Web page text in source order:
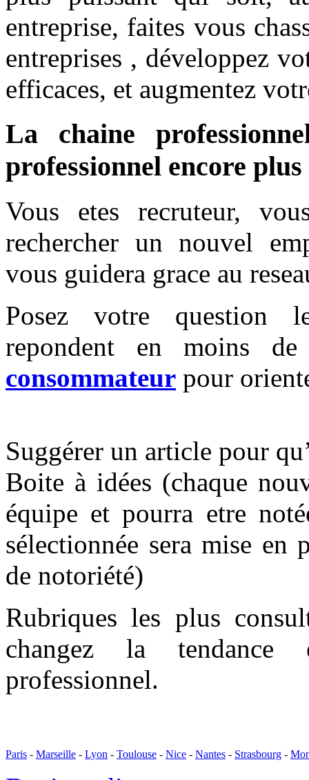
entreprise, faites vous
entreprises , développez
efficaces, et augmentez
La chaine
professionnel encore
Vous etes recruteur,
rechercher un nouvel
vous guidera grace au
Posez votre question
repondent en moins
consommateur pour
Suggérer un article pour
Boite à idées (chaque
équipe et pourra etre
sélectionnée sera mise en
de notoriété)
Rubriques les plus
changez la tendance
professionnel.
Paris - Marseille - Lyon - Toulouse - Nice - Nantes - Strasbourg -